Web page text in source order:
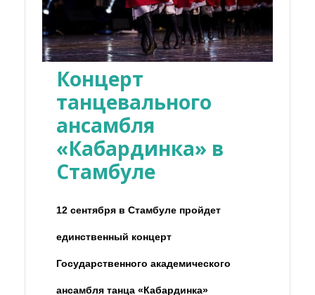
Концерт
танцевального
ансамбля
«Кабардинка» в
Стамбуле
12 сентября в Стамбуле пройдет
единственный концерт
Государственного академического
ансамбля танца «Кабардинка»